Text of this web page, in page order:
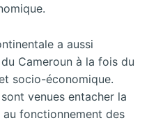
a aussi
Cameroun à la fois du
socio-économique.
venues entacher la
fonctionnement des